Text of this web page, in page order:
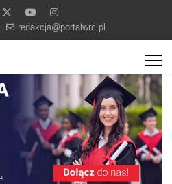
redakcja@portalwrc.pl